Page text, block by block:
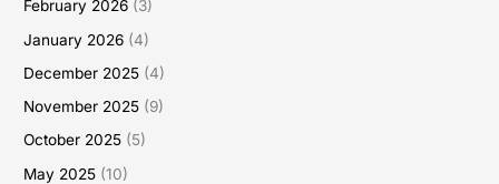
February 2026 (3)
January 2026 (4)
December 2025 (4)
November 2025 (9)
October 2025 (5)
May 2025 (10)